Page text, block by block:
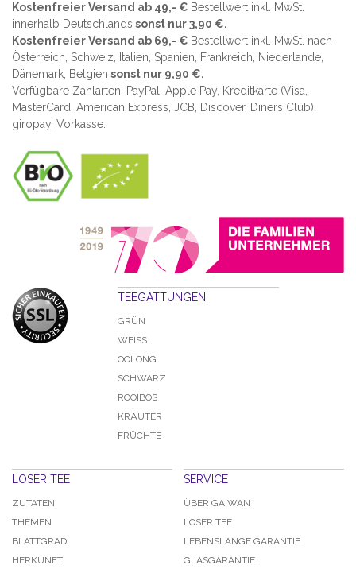
Kostenfreier Versand ab 49,- € Bestellwert inkl. MwSt.
innerhalb Deutschlands sonst nur 3,90 €.
Kostenfreier Versand ab 69,- € Bestellwert inkl. MwSt. nach
Österreich, Schweiz, Italien, Spanien, Frankreich, Niederlande,
Dänemark, Belgien sonst nur 9,90 €.
Verfügbare Zahlarten: PayPal, Apple Pay, Kreditkarte (Visa,
MasterCard, American Express, JCB, Discover, Diners Club),
giropay, Vorkasse.
TEEGATTUNGEN
GRÜN
WEISS
OOLONG
SCHWARZ
ROOIBOS
KRÄUTER
FRÜCHTE
LOSER TEE
ZUTATEN
THEMEN
BLATTGRAD
HERKUNFT
SERVICE
ÜBER GAIWAN
LOSER TEE
LEBENSLANGE GARANTIE
GLASGARANTIE